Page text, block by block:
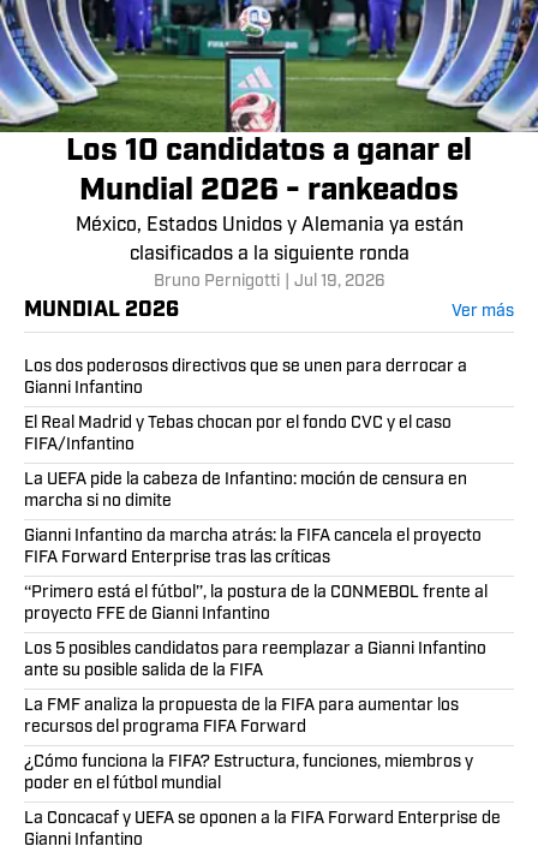
Los 10 candidatos a ganar el
Mundial 2026 - rankeados
México, Estados Unidos y Alemania ya están
clasificados a la siguiente ronda
Bruno Pernigotti Jul 19, 2026
MUNDIAL 2026 Ver más
Los dos poderosos directivos que se unen para derrocar a
Gianni Infantino
El Real Madrid y Tebas chocan por el fondo CVC y el caso
FIFA/Infantino
La UEFA pide la cabeza de Infantino: moción de censura en
marcha si no dimite
Gianni Infantino da marcha atrás: la FIFA cancela el proyecto
FIFA Forward Enterprise tras las críticas
‘‘Primero está el fútbol’’, la postura de la CONMEBOL frente al
proyecto FFE de Gianni Infantino
Los 5 posibles candidatos para reemplazar a Gianni Infantino
ante su posible salida de la FIFA
La FMF analiza la propuesta de la FIFA para aumentar los
recursos del programa FIFA Forward
¿Cómo funciona la FIFA? Estructura, funciones, miembros y
poder en el fútbol mundial
La Concacaf y UEFA se oponen a la FIFA Forward Enterprise de
Gianni Infantino